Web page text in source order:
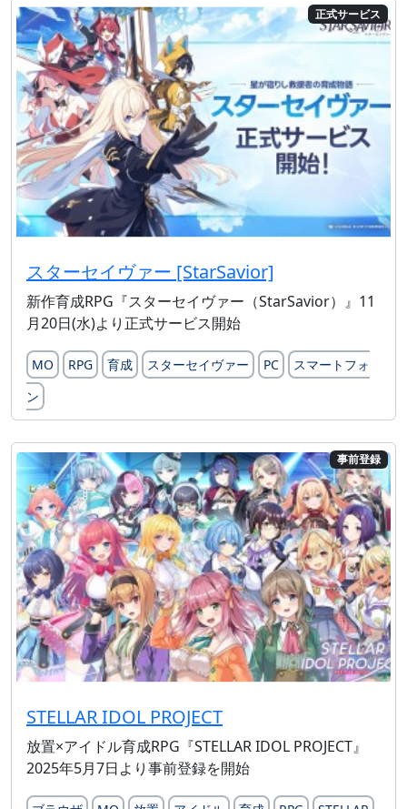
正式サービス
スターセイヴァー [StarSavior]
新作育成RPG『スターセイヴァー（StarSavior）』11
月20日(水)より正式サービス開始
MO RPG 育成 スターセイヴァー PC
スマートフォ
ン
事前登録
STELLAR IDOL PROJECT
放置×アイドル育成RPG『STELLAR IDOL PROJECT』
2025年5月7日より事前登録を開始